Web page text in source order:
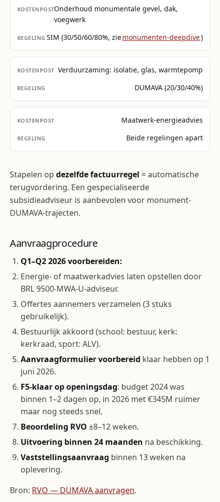
Onderhoud monumentale gevel, dak,
voegwerk
SIM (30/50/60/80%, ziemonumenten-deepdive)
Verduurzaming: isolatie, glas, warmtepomp
DUMAVA (20/30/40%)
Maatwerk-energie­advies
Beide regelingen apart
Stapelen op dezelfde factuurregel = automatische
terugvordering. Een gespecialiseerde
subsidieadviseur is aanbevolen voor monument-
DUMAVA-trajecten.
Aanvraagprocedure
Q1–Q2 2026 voorbereiden:
Energie- of maatwerkadvies laten opstellen door
BRL 9500-MWA-U-adviseur.
Offertes aannemers verzamelen (3 stuks
gebruikelijk).
Bestuurlijk akkoord (school: bestuur, kerk:
kerkraad, sport: ALV).
Aanvraagformulier voorbereid klaar hebben op 1
juni 2026.
F5-klaar op openings­dag: budget 2024 was
binnen 1–2 dagen op, in 2026 met €345M ruimer
maar nog steeds snel.
Beoordeling RVO ±8–12 weken.
Uitvoering binnen 24 maanden na beschikking.
Vaststellings­aanvraag binnen 13 weken na
oplevering.
Bron: RVO — DUMAVA aanvragen.